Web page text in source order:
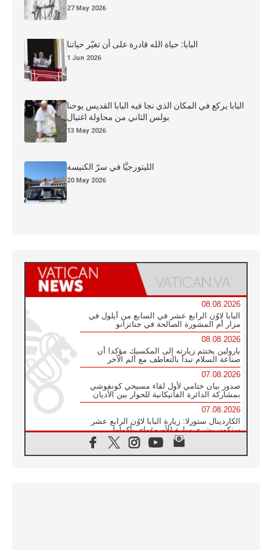
27 May 2026
البابا: حياة الله قادرة على أن تغيّر حياتنا
1 Jun 2026
البابا يركع في المكان الذي نجا فيه البابا القديس يوحنا
بولس الثاني من محاولة اغتيال
13 May 2026
الليتورجيَّا في سرّ الكنيسة
20 May 2026
08.08.2026
البابا لاوُن الرابع عشر في السابع من أيلول في
مزار أم المشورة الصالحة في جناتزانو
08.08.2026
بارولين يختتم زيارته إلى المكسيك مؤكدا أن
صناعة السلام تبدأ بالتعاطف مع ألم الآخر
07.08.2026
صدور بيان ختامي لأول لقاء مسيحي كونفوشي
بمشاركة الدائرة الفاتيكانية للحوار بين الأديان
07.08.2026
الكاردينال ستورلا: زيارة البابا لاوُن الرابع عشر
ستكون بشرى سارة للأوروغواي بأكملها
الفاتيكان يعلن برنامج الزيارة الرسولية للبابا لاوُن